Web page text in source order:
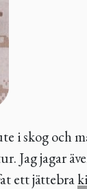
i skog och
Jag jagar
ett jättebra